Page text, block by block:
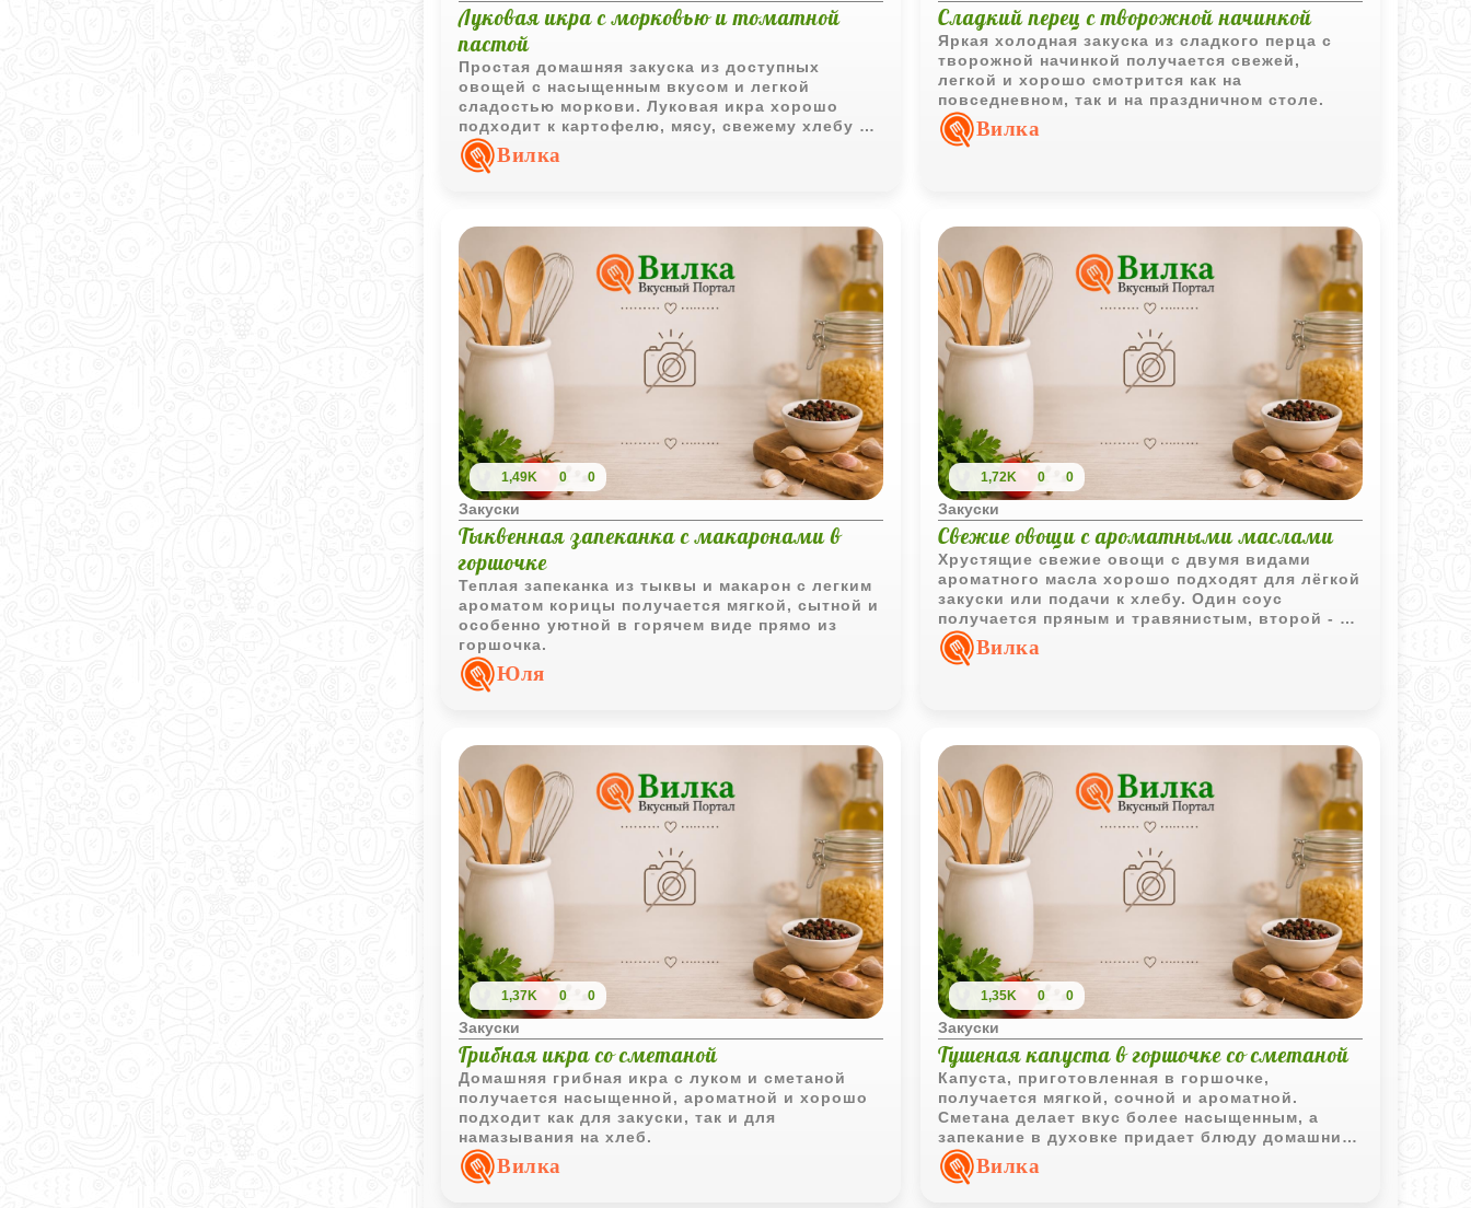
Луковая икра с морковью и томатной
пастой
Простая домашняя закуска из доступных
овощей с насыщенным вкусом и легкой
сладостью моркови. Луковая икра хорошо
подходит к картофелю, мясу, свежему хлебу и
холодным закускам.
Вилка
Сладкий перец с творожной начинкой
Яркая холодная закуска из сладкого перца с
творожной начинкой получается свежей,
легкой и хорошо смотрится как на
повседневном, так и на праздничном столе.
Вилка
1,49K 0 0
Закуски
Тыквенная запеканка с макаронами в
горшочке
Теплая запеканка из тыквы и макарон с легким
ароматом корицы получается мягкой, сытной и
особенно уютной в горячем виде прямо из
горшочка.
Юля
1,72K 0 0
Закуски
Свежие овощи с ароматными маслами
Хрустящие свежие овощи с двумя видами
ароматного масла хорошо подходят для лёгкой
закуски или подачи к хлебу. Один соус
получается пряным и травянистым, второй - с
насыщенными азиатскими нотками.
Вилка
1,37K 0 0
Закуски
Грибная икра со сметаной
Домашняя грибная икра с луком и сметаной
получается насыщенной, ароматной и хорошо
подходит как для закуски, так и для
намазывания на хлеб.
Вилка
1,35K 0 0
Закуски
Тушеная капуста в горшочке со сметаной
Капуста, приготовленная в горшочке,
получается мягкой, сочной и ароматной.
Сметана делает вкус более насыщенным, а
запекание в духовке придает блюду домашний
уютный характер.
Вилка